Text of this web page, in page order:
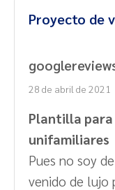
Proyecto de
28 de abril de 2021
Plantilla
unifamiliares
Pues no soy
venido de lujo